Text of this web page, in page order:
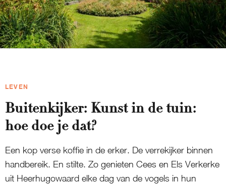
LEVEN
Buitenkijker: Kunst in de tuin:
hoe doe je dat?
Een kop verse koffie in de erker. De verrekijker binnen
handbereik. En stilte. Zo genieten Cees en Els Verkerke
uit Heerhugowaard elke dag van de vogels in hun